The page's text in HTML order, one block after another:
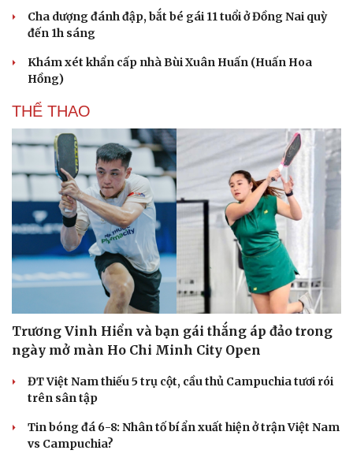
Cha dượng đánh đập, bắt bé gái 11 tuổi ở Đồng Nai quỳ
đến 1h sáng
Khám xét khẩn cấp nhà Bùi Xuân Huấn (Huấn Hoa
Hồng)
THỂ THAO
Trương Vinh Hiển và bạn gái thắng áp đảo trong
ngày mở màn Ho Chi Minh City Open
ĐT Việt Nam thiếu 5 trụ cột, cầu thủ Campuchia tươi rói
trên sân tập
Tin bóng đá 6-8: Nhân tố bí ẩn xuất hiện ở trận Việt Nam
vs Campuchia?